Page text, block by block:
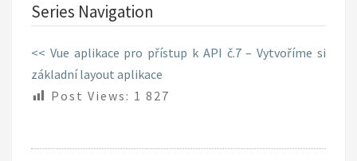
Series Navigation
<< Vue aplikace pro přístup k API č.7 – Vytvoříme si
základní layout aplikace
Post Views: 1 827